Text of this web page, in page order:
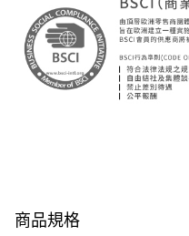
商品規格